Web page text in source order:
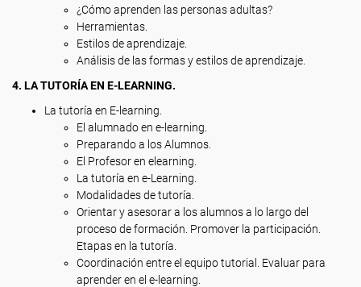
¿Cómo aprenden las personas adultas?
Herramientas.
Estilos de aprendizaje.
Análisis de las formas y estilos de aprendizaje.
4. LA TUTORÍA EN E-LEARNING.
La tutoría en E-learning.
El alumnado en e-learning.
Preparando a los Alumnos.
El Profesor en elearning.
La tutoría en e-Learning.
Modalidades de tutoría.
Orientar y asesorar a los alumnos a lo largo del
proceso de formación. Promover la participación.
Etapas en la tutoría.
Coordinación entre el equipo tutorial. Evaluar para
aprender en el e-learning.